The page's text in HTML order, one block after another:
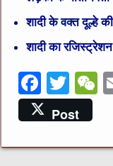
शादी के वक्त दूल्हे
शादी का
F
a
c
e
T
w
it
te h
Post